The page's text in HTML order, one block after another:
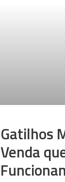
Gatilhos
Venda